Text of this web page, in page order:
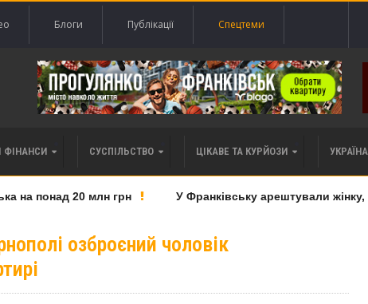
Блоги Публікації Спецтеми
ФІНАНСИ СУСПІЛЬСТВО ЦІКАВЕ ТА КУРЙОЗИ
понад 20 млн грн У Франківську арештували жінку,
озброєний чоловік